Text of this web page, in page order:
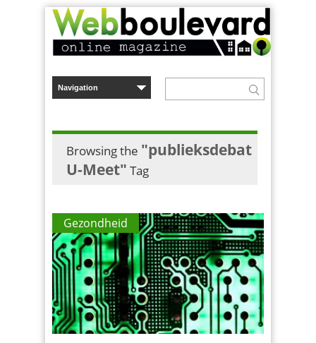
Browsing the "publieksdebat
U-Meet" Tag
Gezondheid